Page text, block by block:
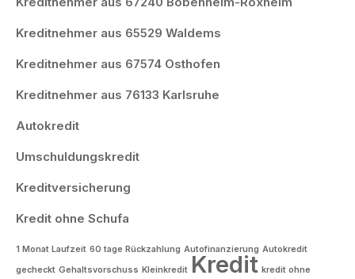
Kreditnehmer aus 65529 Waldems
Kreditnehmer aus 67574 Osthofen
Kreditnehmer aus 76133 Karlsruhe
Autokredit
Umschuldungskredit
Kreditversicherung
Kredit ohne Schufa
1 Monat Laufzeit 60 tage Rückzahlung Autofinanzierung Autokredit
gecheckt Gehaltsvorschuss Kleinkredit Kredit kredit ohne